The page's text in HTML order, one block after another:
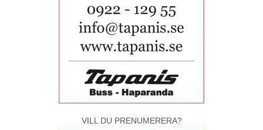
VILL DU PRENUMERERA?